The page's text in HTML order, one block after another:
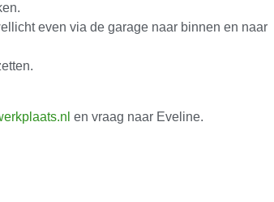
even via de garage naar binnen en naar
en vraag naar Eveline.